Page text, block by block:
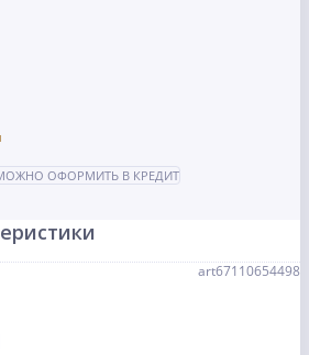
ОФОРМИТЬ В КРЕДИТ
art67110654498